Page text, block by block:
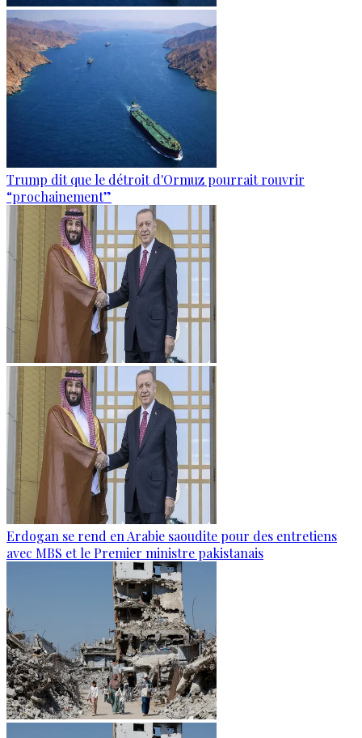
Trump dit que le détroit d'Ormuz pourrait rouvrir
“prochainement”
Erdogan se rend en Arabie saoudite pour des entretiens
avec MBS et le Premier ministre pakistanais